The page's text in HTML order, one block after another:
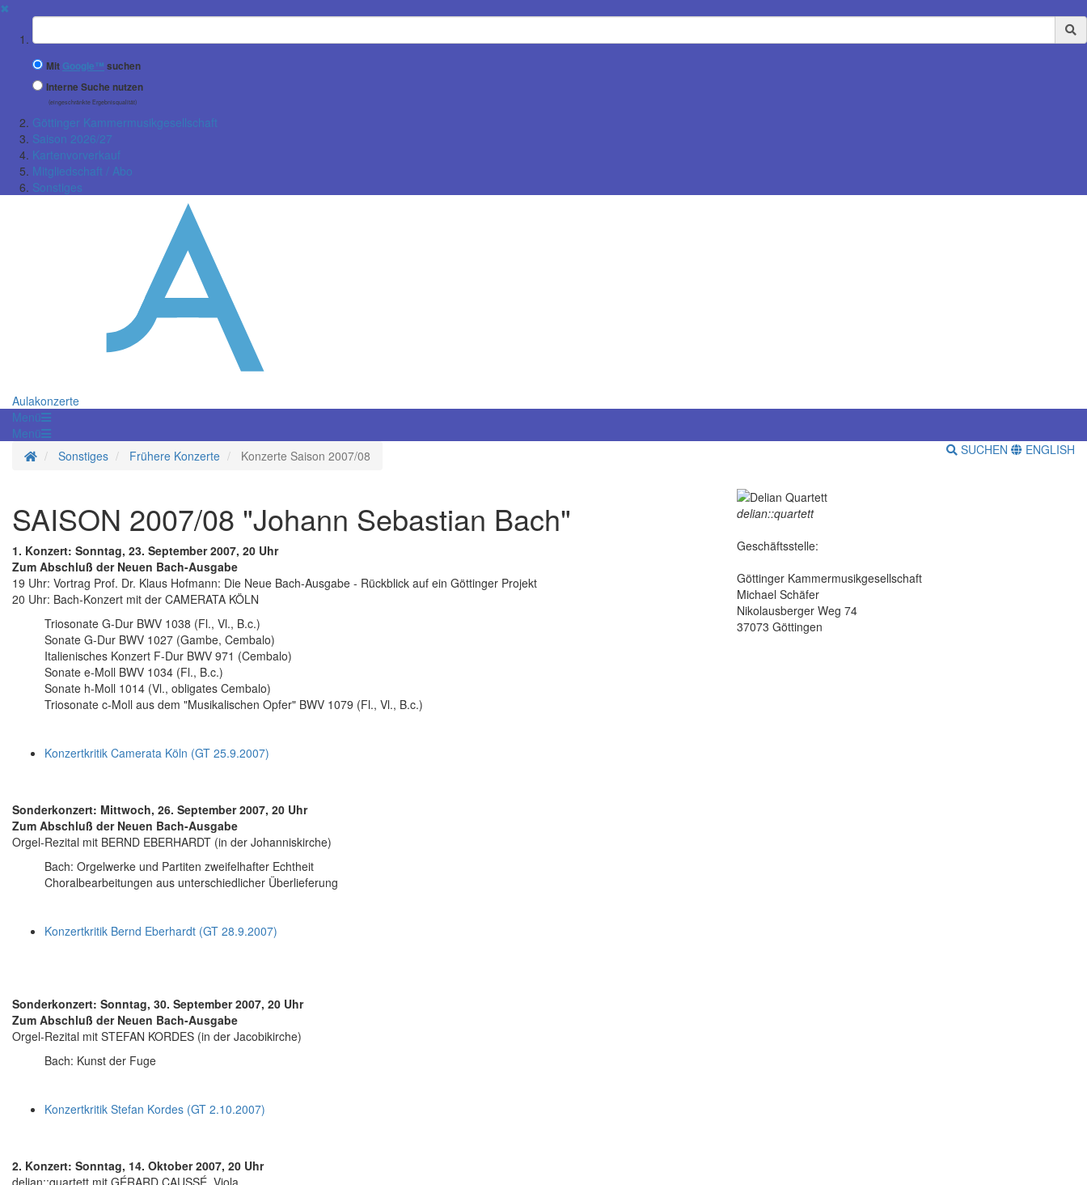
✖
Suchbegriff
Mit Google™ suchen
Interne Suche nutzen
(eingeschränkte Ergebnisqualität)
Göttinger Kammermusikgesellschaft
Saison 2026/27
Kartenvorverkauf
Mitgliedschaft / Abo
Sonstiges
Aulakonzerte
Menü
Menü
Startseite
Sonstiges Frühere Konzerte Konzerte Saison 2007/08 SUCHEN ENGLISH
SAISON 2007/08 "Johann Sebastian Bach"
1. Konzert: Sonntag, 23. September 2007, 20 Uhr
Zum Abschluß der Neuen Bach-Ausgabe
19 Uhr: Vortrag Prof. Dr. Klaus Hofmann: Die Neue Bach-Ausgabe - Rückblick auf ein Göttinger Projekt
20 Uhr: Bach-Konzert mit der CAMERATA KÖLN
Triosonate G-Dur BWV 1038 (Fl., Vl., B.c.)
Sonate G-Dur BWV 1027 (Gambe, Cembalo)
Italienisches Konzert F-Dur BWV 971 (Cembalo)
Sonate e-Moll BWV 1034 (Fl., B.c.)
Sonate h-Moll 1014 (Vl., obligates Cembalo)
Triosonate c-Moll aus dem "Musikalischen Opfer" BWV 1079 (Fl., Vl., B.c.)
Konzertkritik Camerata Köln (GT 25.9.2007)
Sonderkonzert: Mittwoch, 26. September 2007, 20 Uhr
Zum Abschluß der Neuen Bach-Ausgabe
Orgel-Rezital mit BERND EBERHARDT (in der Johanniskirche)
Bach: Orgelwerke und Partiten zweifelhafter Echtheit
Choralbearbeitungen aus unterschiedlicher Überlieferung
Konzertkritik Bernd Eberhardt (GT 28.9.2007)
Sonderkonzert: Sonntag, 30. September 2007, 20 Uhr
Zum Abschluß der Neuen Bach-Ausgabe
Orgel-Rezital mit STEFAN KORDES (in der Jacobikirche)
Bach: Kunst der Fuge
Konzertkritik Stefan Kordes (GT 2.10.2007)
2. Konzert: Sonntag, 14. Oktober 2007, 20 Uhr
delian::quartett
Geschäftsstelle:
Göttinger Kammermusikgesellschaft
Michael Schäfer
Nikolausberger Weg 74
37073 Göttingen